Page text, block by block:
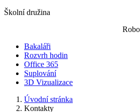
Školní družina
Bakaláři
Rozvrh hodin
Office 365
Suplování
3D Vizualizace
Úvodní stránka
Kontakty